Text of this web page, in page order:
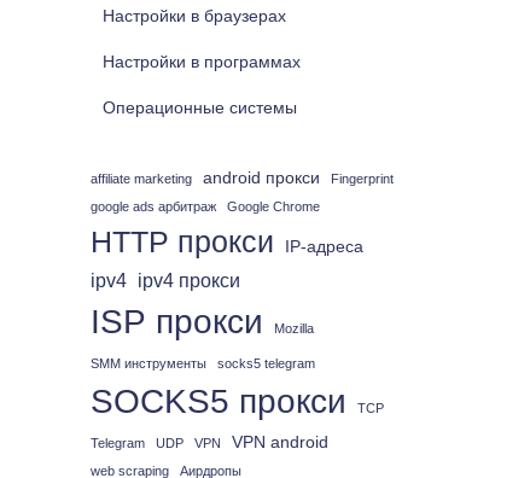
Настройки в браузерах
Настройки в программах
Операционные системы
affiliate marketing android прокси
Fingerprint
google ads арбитраж
Google Chrome
HTTP прокси IP-адреса
ipv4 ipv4 прокси
ISP прокси Mozilla
SMM инструменты socks5 telegram
SOCKS5 прокси TCP
Telegram UDP VPN VPN android
web scraping Аирдропы